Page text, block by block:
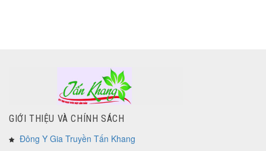
GIỚI THIỆU VÀ CHÍNH SÁCH
Đông Y Gia Truyền Tấn Khang